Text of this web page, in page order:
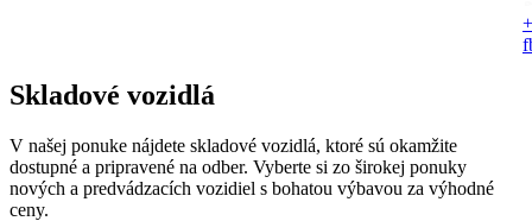
Skladové vozidlá
V našej ponuke nájdete skladové vozidlá, ktoré sú okamžite
dostupné a pripravené na odber. Vyberte si zo širokej ponuky
nových a predvádzacích vozidiel s bohatou výbavou za výhodné
ceny.